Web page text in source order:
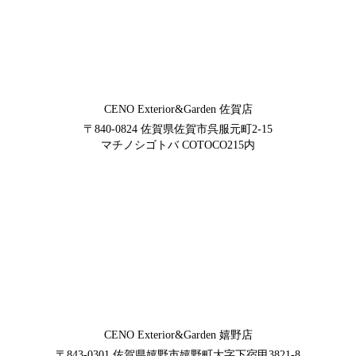
CENO Exterior&Garden佐賀店
〒840-0824 佐賀県佐賀市呉服元町2-15
マチノシゴトバ COTOCO215内
CENO Exterior&Garden嬉野店